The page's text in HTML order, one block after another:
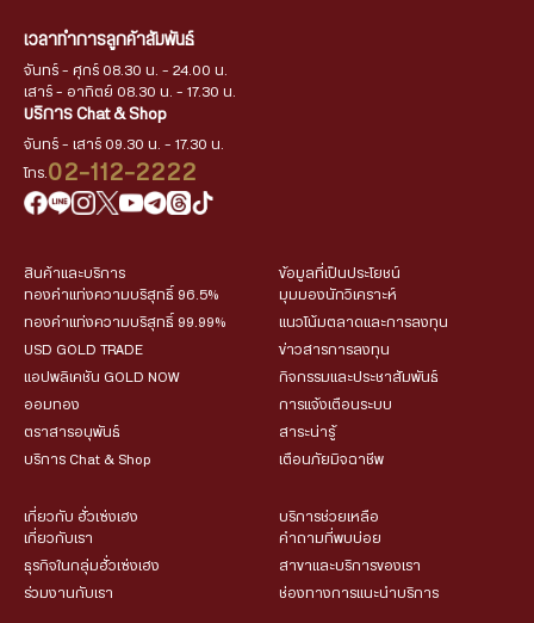
เวลาทำการลูกค้าสัมพันธ์
จันทร์ - ศุกร์ 08.30 น. - 24.00 น.
เสาร์ - อาทิตย์ 08.30 น. - 17.30 น.
บริการ Chat & Shop
จันทร์ - เสาร์ 09.30 น. - 17.30 น.
โทร. 02-112-2222
สินค้าและบริการ
ทองคำแท่งความบริสุทธิ์ 96.5%
ทองคำแท่งความบริสุทธิ์ 99.99%
USD GOLD TRADE
แอปพลิเคชัน GOLD NOW
ออมทอง
ตราสารอนุพันธ์
บริการ Chat & Shop
ข้อมูลที่เป็นประโยชน์
มุมมองนักวิเคราะห์
แนวโน้มตลาดและการลงทุน
ข่าวสารการลงทุน
กิจกรรมและประชาสัมพันธ์
การแจ้งเตือนระบบ
สาระน่ารู้
เตือนภัยมิจฉาชีพ
เกี่ยวกับ ฮั่วเซ่งเฮง
เกี่ยวกับเรา
ธุรกิจในกลุ่มฮั่วเซ่งเฮง
ร่วมงานกับเรา
บริการช่วยเหลือ
คำถามที่พบบ่อย
สาขาและบริการของเรา
ช่องทางการแนะนำบริการ